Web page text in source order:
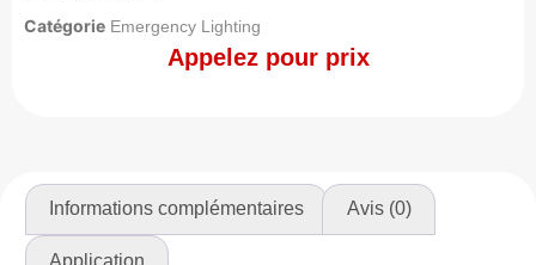
Catégorie Emergency Lighting
Appelez pour prix
Informations complémentaires Avis (0)
Application